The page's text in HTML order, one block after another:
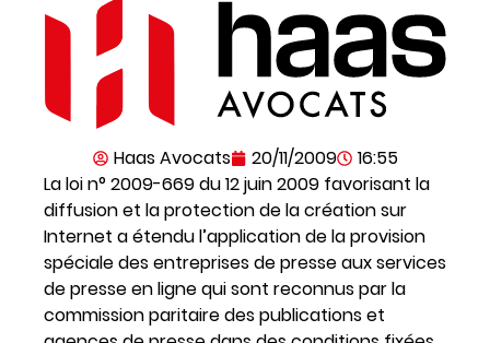
Haas Avocats 20/11/2009
16:55
La loi n° 2009-669 du 12 juin 2009 favorisant la
diffusion et la protection de la création sur
Internet a étendu l’application de la provision
spéciale des entreprises de presse aux services
de presse en ligne qui sont reconnus par la
commission paritaire des publications et